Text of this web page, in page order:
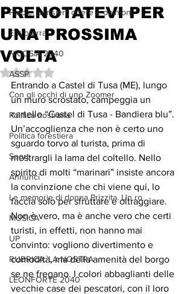
Parole, pensieri, opere e opinioni
Entroterra
NICOSIA 2040
ASSP
Con gli occhi di uno Zoomer
Politica nostrana
Politica forestiera
Sport
Annunci
Le memorie di donna Prizzita. Un ro
MUSICA
UP
RUBRICA: LA NOSTRA
LEONFORTE 2040
PRENOTATEVI PER
UNA PROSSIMA
VOLTA
Valutazione NaN stelle su 5.
Entrando a Castel di Tusa (ME), lungo
un muro scrostato, campeggia un
cartello “Castel di Tusa - Bandiera blu”.
Un’accoglienza che non è certo uno
sguardo torvo al turista, prima di
mostrargli la lama del coltello. Nello
spirito di molti “marinari” insiste ancora
la convinzione che chi viene qui, lo
faccia solo per sfruttare e oltraggiare.
Non è vero, ma è anche vero che certi
turisti, in effetti, non hanno mai
convinto: vogliono divertimento e
comodità, ma della amenità del borgo
se ne fregano. I colori abbaglianti delle
vecchie case dei pescatori, con il loro